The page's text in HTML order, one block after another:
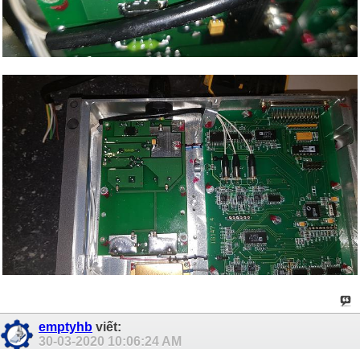
emptyhb viết:
30-03-2020 10:06:24 AM